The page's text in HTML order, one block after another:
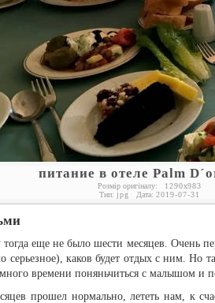
питание в отеле Palm
Розмір оригіналу: 1290x983
Тип: jpg Дата: 2019-07-31
еще не было шести месяцев. Очень
серьезное), каков будет отдых с ним. Но
времени поняньчиться с малышом и
прошел нормально, лететь нам, к